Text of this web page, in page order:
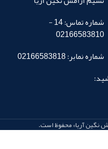
شماره تماس: 14 -
02166583810
شماره نمابر: 02166583818
نگین آریا» محفوظ است.